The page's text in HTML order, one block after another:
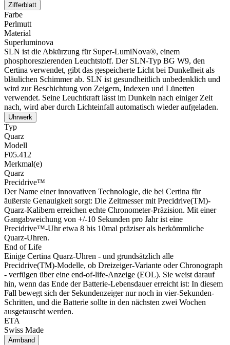
Zifferblatt
Farbe
Perlmutt
Material
Superluminova
SLN ist die Abkürzung für Super-LumiNova®, einem
phosphoreszierenden Leuchtstoff. Der SLN-Typ BG W9, den
Certina verwendet, gibt das gespeicherte Licht bei Dunkelheit als
bläulichen Schimmer ab. SLN ist gesundheitlich unbedenklich und
wird zur Beschichtung von Zeigern, Indexen und Lünetten
verwendet. Seine Leuchtkraft lässt im Dunkeln nach einiger Zeit
nach, wird aber durch Lichteinfall automatisch wieder aufgeladen.
Uhrwerk
Typ
Quarz
Modell
F05.412
Merkmal(e)
Quarz
Precidrive™
Der Name einer innovativen Technologie, die bei Certina für
äußerste Genauigkeit sorgt: Die Zeitmesser mit Precidrive(TM)-
Quarz-Kalibern erreichen echte Chronometer-Präzision. Mit einer
Gangabweichung von +/-10 Sekunden pro Jahr ist eine
Precidrive™-Uhr etwa 8 bis 10mal präziser als herkömmliche
Quarz-Uhren.
End of Life
Einige Certina Quarz-Uhren - und grundsätzlich alle
Precidrive(TM)-Modelle, ob Dreizeiger-Variante oder Chronograph
- verfügen über eine end-of-life-Anzeige (EOL). Sie weist darauf
hin, wenn das Ende der Batterie-Lebensdauer erreicht ist: In diesem
Fall bewegt sich der Sekundenzeiger nur noch in vier-Sekunden-
Schritten, und die Batterie sollte in den nächsten zwei Wochen
ausgetauscht werden.
ETA
Swiss Made
Armband